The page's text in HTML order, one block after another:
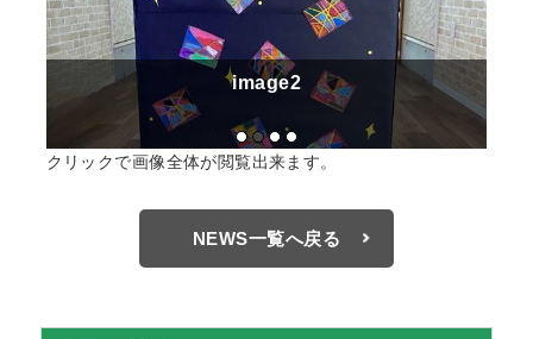
image2
クリックで画像全体が閲覧出来ます。
NEWS一覧へ戻る